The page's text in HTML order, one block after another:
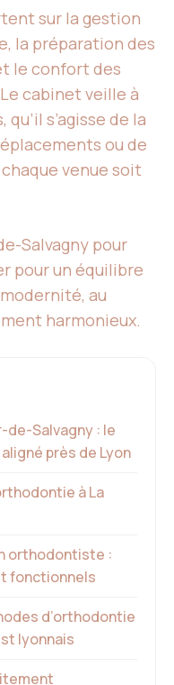
sur la gestion
la préparation des
le confort des
cabinet veille à
s’agisse de la
ou de
venue soit
Salvagny pour
pour un équilibre
au
harmonieux.
de-Salvagny : le
près de Lyon
à La
orthodontiste :
fonctionnels
d’orthodontie
lyonnais